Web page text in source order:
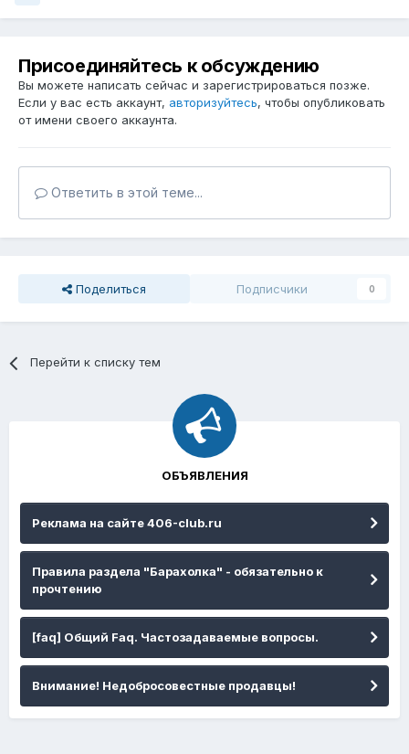
Присоединяйтесь к обсуждению
Вы можете написать сейчас и зарегистрироваться позже.
Если у вас есть аккаунт, авторизуйтесь, чтобы опубликовать
от имени своего аккаунта.
Ответить в этой теме...
Поделиться Подписчики 0
Перейти к списку тем
ОБЪЯВЛЕНИЯ
Реклама на сайте 406-club.ru
Правила раздела "Барахолка" - обязательно к
прочтению
[faq] Общий Faq. Частозадаваемые вопросы.
Внимание! Недобросовестные продавцы!